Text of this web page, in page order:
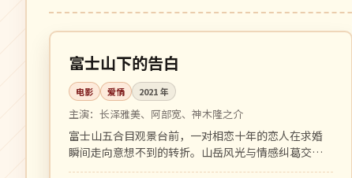
日本
富士山下的告白
电影 爱情 2021年
主演： 长泽雅美、阿部宽、神木隆之介
富士山五合目观景台前，一对相恋十年的恋人在求婚
瞬间走向意想不到的转折。山岳风光与情感纠葛交织
的成人爱情片。